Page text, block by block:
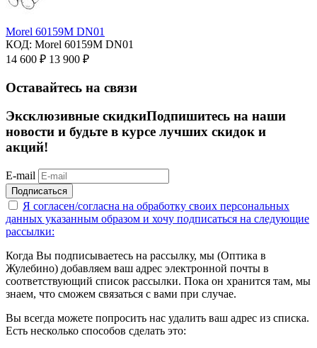
Morel 60159M DN01
КОД: Morel 60159M DN01
14 600 ₽ 13 900 ₽
Оставайтесь на связи
Эксклюзивные скидкиПодпишитесь на наши
новости и будьте в курсе лучших скидок и
акций!
E-mail
Подписаться
Я согласен/согласна на обработку своих персональных
данных указанным образом и хочу подписаться на следующие
рассылки:
Когда Вы подписываетесь на рассылку, мы (Оптика в
Жулебино) добавляем ваш адрес электронной почты в
соответствующий список рассылки. Пока он хранится там, мы
знаем, что сможем связаться с вами при случае.
Вы всегда можете попросить нас удалить ваш адрес из списка.
Есть несколько способов сделать это: